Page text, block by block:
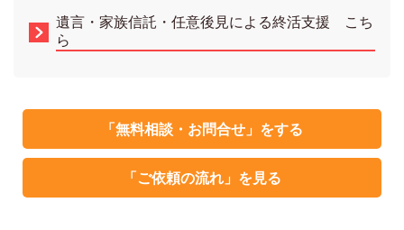
遺言・家族信託・任意後見による終活支援 こち
ら
「無料相談・お問合せ」をする
「ご依頼の流れ」を見る